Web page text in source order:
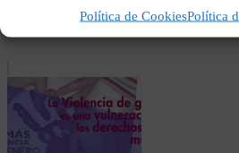
Política de CookiesPolítica